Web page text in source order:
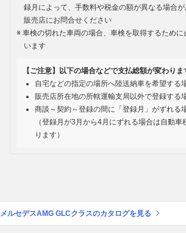
録月によって、手数料や税金の額が異なる場合
販売店にお問合せください
車検の切れた車両の場合、車検を取得するため
います
【ご注意】以下の場合などで支払総額が変わりま
自宅などの指定の場所へ陸送納車を希望する
販売店所在地の所轄運輸支局以外で登録する
商談～契約～登録の間に「登録月」がずれる
（登録月が3月から4月にずれる場合は自動
ります）
メルセデスAMG GLCクラスのカタログを見る